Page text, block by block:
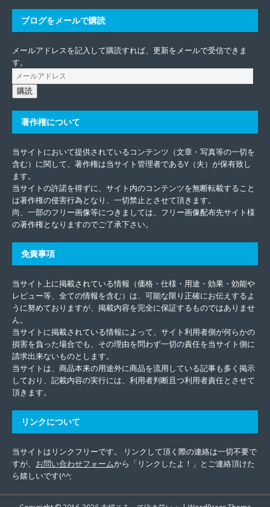
ブログをメールで購読
メールアドレスを記入して購読すれば、更新をメールで受信できま
す。
購読
著作権について
当サイトにおいて提供されているコンテンツ（文章・写真等の一切を
含む）に関して、著作権は当サイト管理者であるY（夫）が保有致し
ます。
当サイトの許諾を得ずに、サイト内のコンテンツを無断転載すること
は著作権の侵害行為となり、一切禁止とさせて頂きます。
尚、一部のフリー画像等につきましては、フリー画像配布先サイト様
の著作権となりますのでご了承下さい。
免責事項
当サイト上に掲載されている情報（価格・仕様・用途・効果・効能や
レビュー等、全ての情報を含む）は、可能な限り正確にお伝えするよ
うに努めておりますが、掲載内容を完全に保証するものではありませ
ん。
当サイトに掲載されている情報によって、サイト利用者側が何らかの
損害を負った場合でも、その理由を問わず一切の責任を当サイト側に
請求出来ないものとします。
当サイトは、商品本来の用途外に商品を流用している記事も多く掲示
しており、記載内容の実行には、利用者判断且つ利用者責任とさせて
頂きます。
リンクについて
当サイトはリンクフリーです。 リンクして頂く際の連絡は一切不要で
すが、 お問い合わせフォームから「リンクしたよ！」とご連絡頂けた
ら嬉しいです(^^;